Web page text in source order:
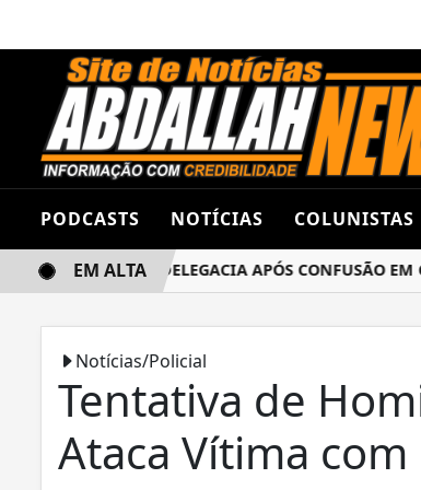
PODCASTS NOTÍCIAS COLUNISTAS
TERMINA NA DELEGACIA APÓS CONFUSÃO EM
EM ALTA
Notícias/Policial
Tentativa de
Ataca Vítima com